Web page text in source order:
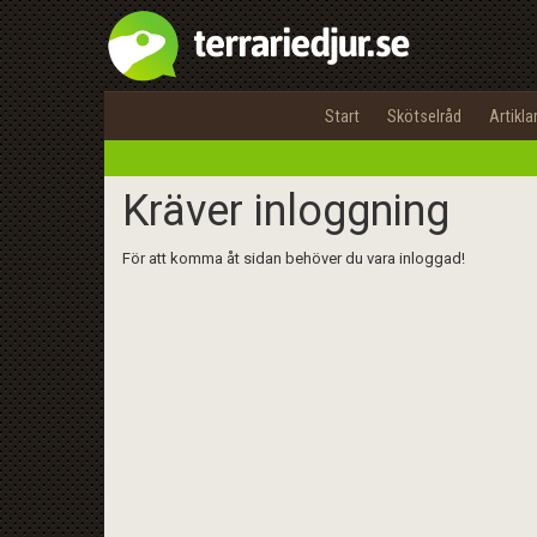
Start Skötselråd Artiklar
Kräver inloggning
För att komma åt sidan behöver du vara inloggad!